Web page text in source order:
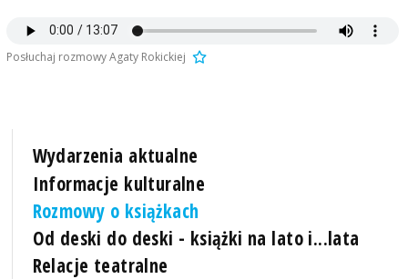
Posłuchaj rozmowy Agaty Rokickiej
Wydarzenia aktualne
Informacje kulturalne
Rozmowy o książkach
Od deski do deski - książki na lato i...lata
Relacje teatralne